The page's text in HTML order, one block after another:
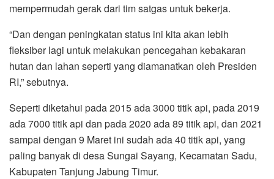
mempermudah gerak dari tim satgas untuk bekerja.
“Dan dengan peningkatan status ini kita akan lebih
fleksiber lagi untuk melakukan pencegahan kebakaran
hutan dan lahan seperti yang diamanatkan oleh Presiden
RI,” sebutnya.
Seperti diketahui pada 2015 ada 3000 titik api, pada 2019
ada 7000 titik api dan pada 2020 ada 89 titik api, dan 2021
sampai dengan 9 Maret ini sudah ada 40 titik api, yang
paling banyak di desa Sungai Sayang, Kecamatan Sadu,
Kabupaten Tanjung Jabung Timur.